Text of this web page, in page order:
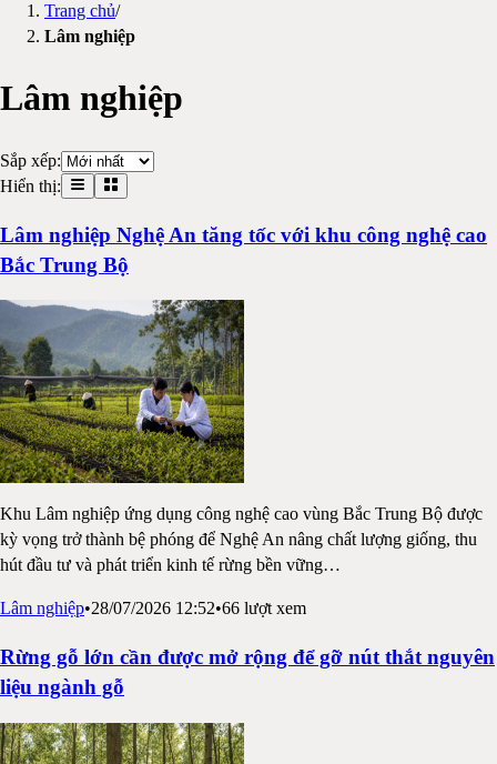
Trang chủ/
Lâm nghiệp
Lâm nghiệp
Sắp xếp:
Hiển thị:
Lâm nghiệp Nghệ An tăng tốc với khu công nghệ cao
Bắc Trung Bộ
Khu Lâm nghiệp ứng dụng công nghệ cao vùng Bắc Trung Bộ được
kỳ vọng trở thành bệ phóng để Nghệ An nâng chất lượng giống, thu
hút đầu tư và phát triển kinh tế rừng bền vững…
Lâm nghiệp•28/07/2026 12:52•66 lượt xem
Rừng gỗ lớn cần được mở rộng để gỡ nút thắt nguyên
liệu ngành gỗ